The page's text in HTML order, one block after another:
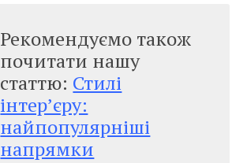
Рекомендуємо також
почитати нашу
статтю: Стилі
інтер’єру:
найпопулярніші
напрямки